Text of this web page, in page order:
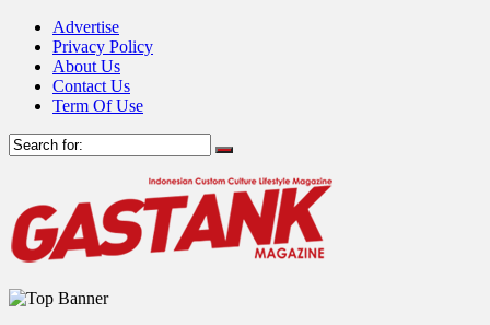
Advertise
Privacy Policy
About Us
Contact Us
Term Of Use